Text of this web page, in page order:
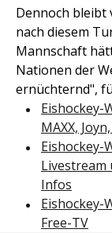
Dennoch bleibt
nach diesem
Mannschaft
Nationen der
ernüchternd",
Eishockey-
MAXX,
Eishockey-
Livestream
Infos
Eishockey-
Free-TV